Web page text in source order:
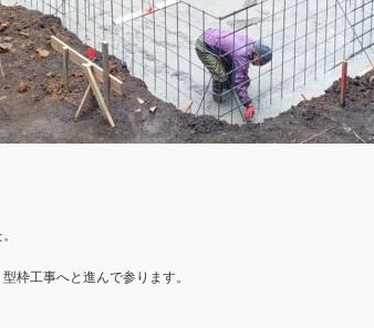
枠工事へと進んで参ります。